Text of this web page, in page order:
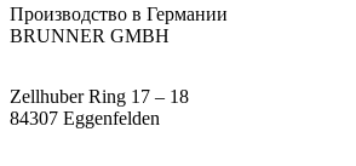
Производство в Германии
BRUNNER GMBH
Zellhuber Ring 17 – 18
84307 Eggenfelden